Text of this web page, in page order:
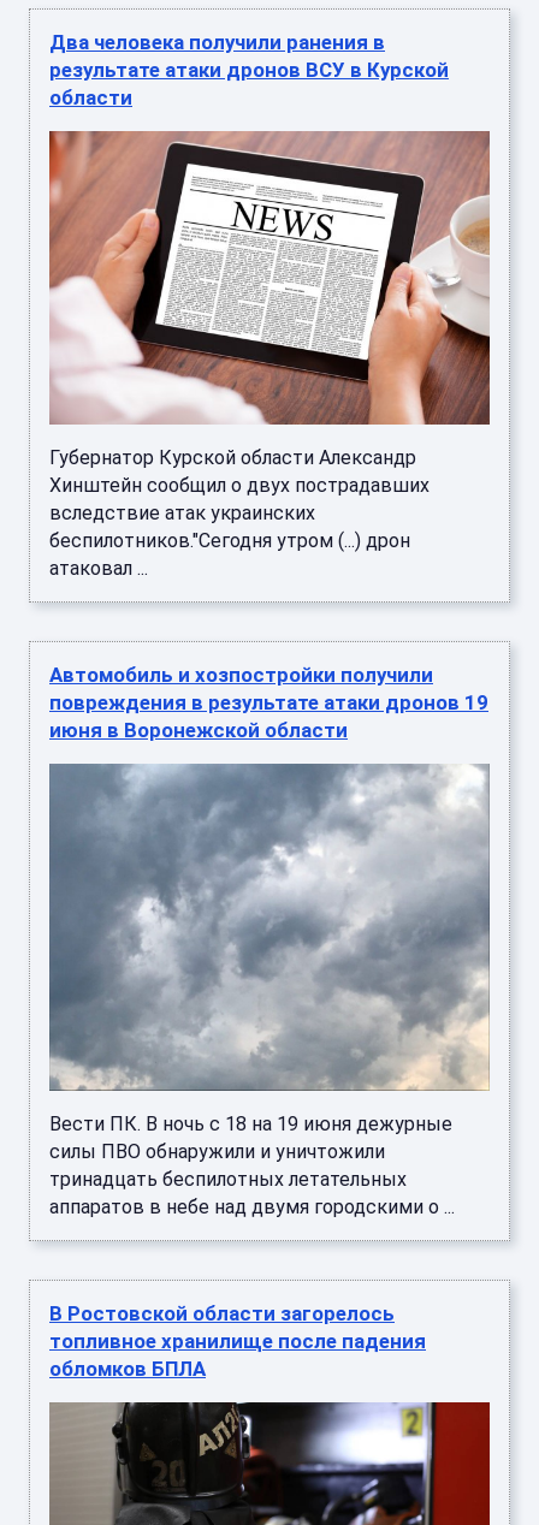
Два человека получили ранения в
результате атаки дронов ВСУ в Курской
области
Губернатор Курской области Александр
Хинштейн сообщил о двух пострадавших
вследствие атак украинских
беспилотников."Сегодня утром (...) дрон
атаковал ...
Автомобиль и хозпостройки получили
повреждения в результате атаки дронов 19
июня в Воронежской области
Вести ПК. В ночь с 18 на 19 июня дежурные
силы ПВО обнаружили и уничтожили
тринадцать беспилотных летательных
аппаратов в небе над двумя городскими о ...
В Ростовской области загорелось
топливное хранилище после падения
обломков БПЛА